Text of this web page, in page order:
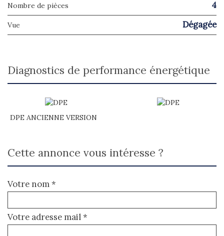
Nombre de pièces 4
Vue Dégagée
diagnostics de performance énergétique
DPE ANCIENNE VERSION
cette annonce vous intéresse ?
Votre nom *
Votre adresse mail *